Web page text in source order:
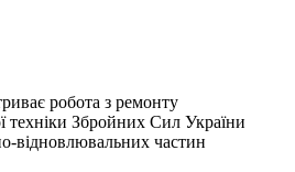
робота з ремонту
техніки Збройних Сил України
відновлювальних частин